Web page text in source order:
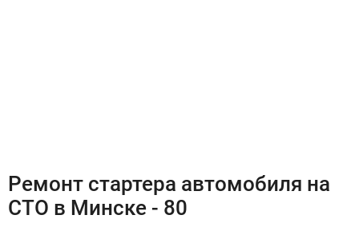
Ремонт стартера автомобиля на
СТО в Минске - 80